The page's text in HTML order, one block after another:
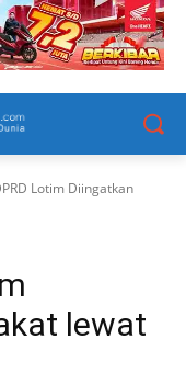
Lotim Diingatkan
lewat